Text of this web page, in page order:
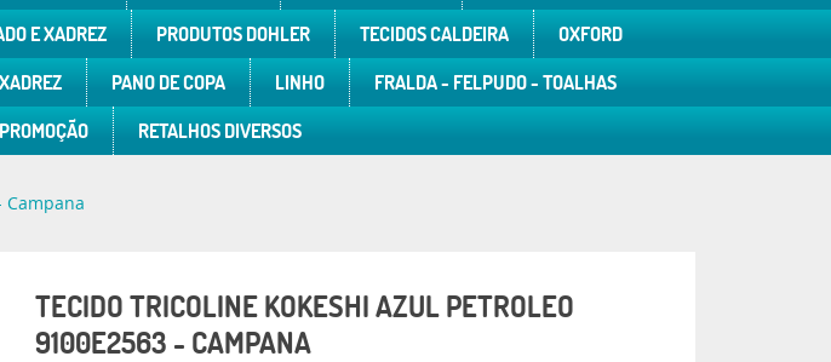
E XADREZ PRODUTOS DOHLER TECIDOS CALDEIRA
OXFORD
PANO DE COPA LINHO
FRALDA - FELPUDO - TOALHAS
PROMOÇÃO RETALHOS DIVERSOS
Campana
TECIDO TRICOLINE KOKESHI AZUL PETROLEO
9100E2563 - CAMPANA